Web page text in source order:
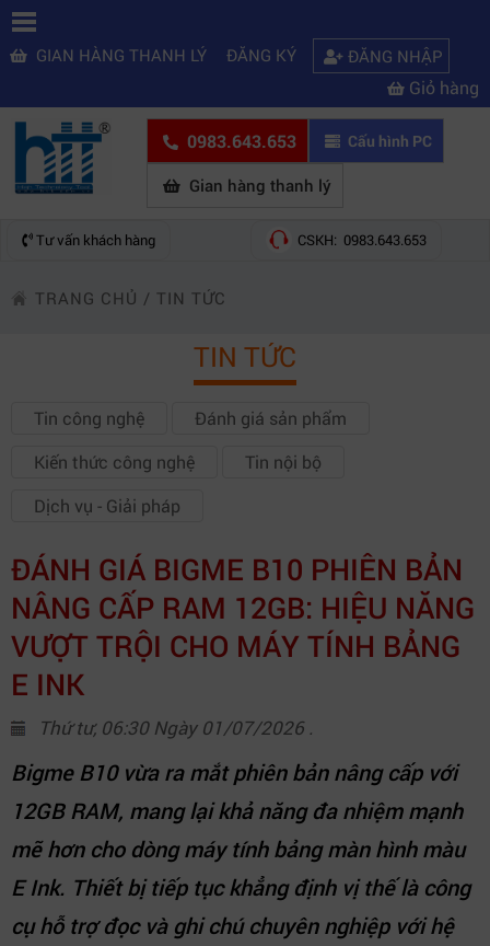
GIAN HÀNG THANH LÝ ĐĂNG KÝ ĐĂNG NHẬP
Giỏ hàng
0983.643.653 Cấu hình PC
Gian hàng thanh lý
Tư vấn khách hàng CSKH: 0983.643.653
TRANG CHỦ / TIN TỨC
TIN TỨC
Tin công nghệ
Đánh giá sản phẩm
Kiến thức công nghệ
Tin nội bộ
Dịch vụ - Giải pháp
ĐÁNH GIÁ BIGME B10 PHIÊN BẢN
NÂNG CẤP RAM 12GB: HIỆU NĂNG
VƯỢT TRỘI CHO MÁY TÍNH BẢNG
E INK
Thứ tư, 06:30 Ngày 01/07/2026 .
Bigme B10 vừa ra mắt phiên bản nâng cấp với
12GB RAM, mang lại khả năng đa nhiệm mạnh
mẽ hơn cho dòng máy tính bảng màn hình màu
E Ink. Thiết bị tiếp tục khẳng định vị thế là công
cụ hỗ trợ đọc và ghi chú chuyên nghiệp với hệ